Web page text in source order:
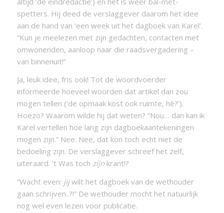
spetters. Hij deed de verslaggever daarom het idee
aan de hand van ‘een week uit het dagboek van Karel’.
“Kun je meelezen met zijn gedachten, contacten met
omwonenden, aanloop naar die raadsvergadering –
van binnenuit!”
Ja, leuk idee, fris ook! Tot de woordvoerder
informeerde hoeveel woorden dat artikel dan zou
mogen tellen (‘de opmaak kost ook ruimte, hè?’).
Hoezo? Waarom wilde hij dat weten? “Nou… dan kan ik
Karel vertellen hoe lang zijn dagboekaantekeningen
mogen zijn.” Nee. Nee, dat kon toch echt niet de
bedoeling zijn. De verslaggever schreef het zelf,
uiteraard. ’t Was toch zíjnkrant!?
“Wacht even: jijwilt het dagboek van de wethouder
gaan schrijven..?!” De wethouder mocht het natuurlijk
nog wel even lezen voor publicatie.